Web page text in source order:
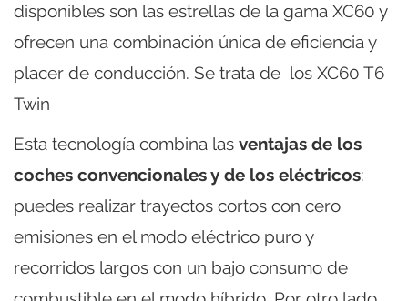
disponibles son las estrellas de la gama XC60 y
ofrecen una combinación única de eficiencia y
placer de conducción. Se trata de los XC60 T6
Twin
Esta tecnología combina las ventajas de los
coches convencionales y de los eléctricos:
puedes realizar trayectos cortos con cero
emisiones en el modo eléctrico puro y
recorridos largos con un bajo consumo de